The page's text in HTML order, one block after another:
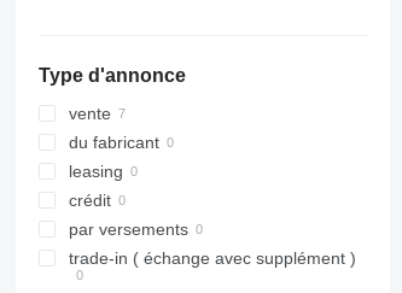
Type d'annonce
vente
du fabricant
leasing
crédit
par versements
trade-in ( échange avec supplément )